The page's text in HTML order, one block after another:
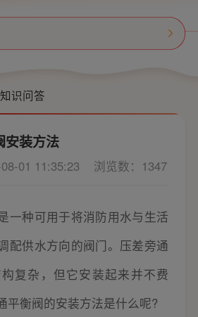
知识问答
安装方法
01 11:35:23 浏览数：1347
一种可用于将消防用水与生活
配供水方向的阀门。压差旁通
复杂，但它安装起来并不费
平衡阀的安装方法是什么呢?